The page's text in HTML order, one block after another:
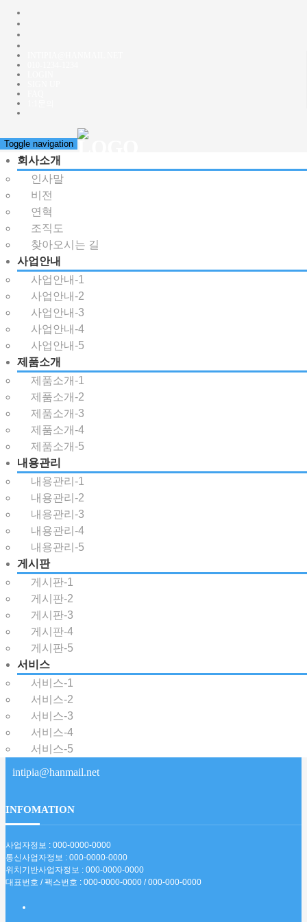
Toggle navigation
회사소개
인사말
비전
연혁
조직도
찾아오시는 길
사업안내
사업안내-1
사업안내-2
사업안내-3
사업안내-4
사업안내-5
제품소개
제품소개-1
제품소개-2
제품소개-3
제품소개-4
제품소개-5
내용관리
내용관리-1
내용관리-2
내용관리-3
내용관리-4
내용관리-5
게시판
게시판-1
게시판-2
게시판-3
게시판-4
게시판-5
서비스
서비스-1
서비스-2
서비스-3
서비스-4
서비스-5
Total 0건 1 페이지
게시판 검색
공지사항 목록
번호
제목 글쓴이 조회
게시물이 없습니다.
검색
검색대상
검색
닫기
ABOUT INTIPIA
저희 회사는 풍부한 Web전문성을 고루 갖춘 최첨단 디지털 Agency입니다.
INTIPIA가 추구하는 것은, 고객에게 최적의 Digtal Solution을 제공함으로써,고객
과 함께 e-Business의 성공을 이루어 가고자 합니다.
서울시 강남구 동작구 한국빌딩
+82 10-1234-1234
intipia@hanmail.net
INFOMATION
사업자정보 : 000-0000-0000
통신사업자정보 : 000-0000-0000
위치기반사업자정보 : 000-0000-0000
대표번호 / 팩스번호 : 000-0000-0000 / 000-000-0000